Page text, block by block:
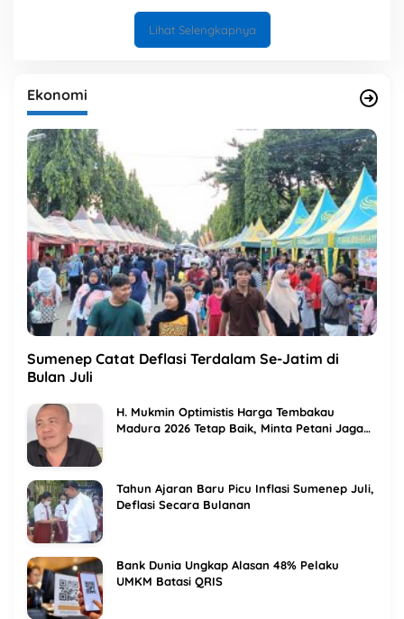
Lihat Selengkapnya
Ekonomi
Sumenep Catat Deflasi Terdalam Se-Jatim di
Bulan Juli
H. Mukmin Optimistis Harga Tembakau
Madura 2026 Tetap Baik, Minta Petani Jaga
Tahun Ajaran Baru Picu Inflasi Sumenep Juli,
Deflasi Secara Bulanan
Bank Dunia Ungkap Alasan 48% Pelaku
UMKM Batasi QRIS